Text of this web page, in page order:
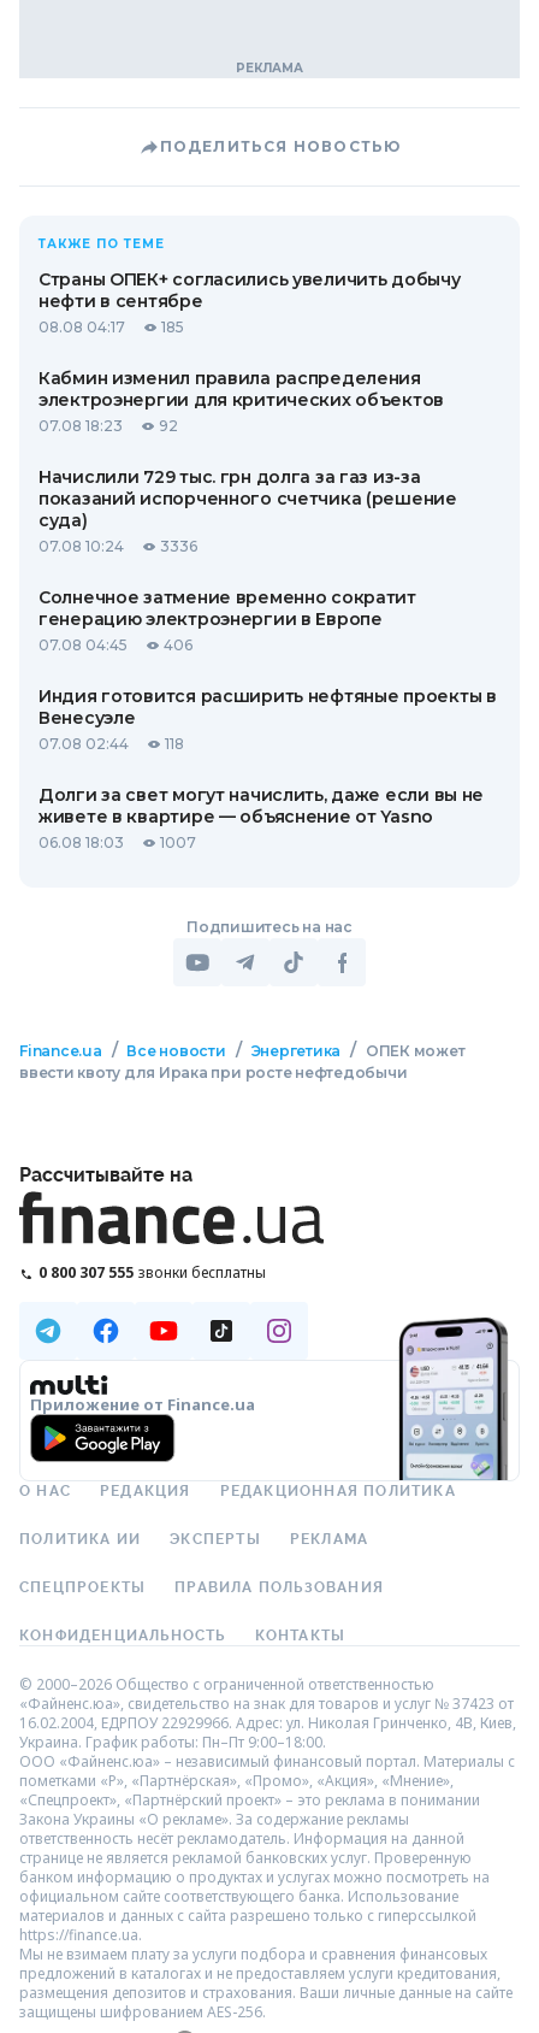
ПОДЕЛИТЬСЯ НОВОСТЬЮ
ТАКЖЕ ПО ТЕМЕ
Страны ОПЕК+ согласились увеличить добычу
нефти в сентябре
08.08 04:17 185
Кабмин изменил правила распределения
электроэнергии для критических объектов
07.08 18:23 92
Начислили 729 тыс. грн долга за газ из-за
показаний испорченного счетчика (решение
суда)
07.08 10:24 3336
Солнечное затмение временно сократит
генерацию электроэнергии в Европе
07.08 04:45 406
Индия готовится расширить нефтяные проекты в
Венесуэле
07.08 02:44 118
Долги за свет могут начислить, даже если вы не
живете в квартире — объяснение от Yasno
06.08 18:03 1007
Подпишитесь на нас
Finance.ua / Все новости / Энергетика /
ОПЕК может
ввести квоту для Ирака при росте нефтедобычи
Рассчитывайте на
0 800 307 555 звонки бесплатны
Приложение от Finance.ua
О НАС РЕДАКЦИЯ РЕДАКЦИОННАЯ ПОЛИТИКА
ПОЛИТИКА ИИ ЭКСПЕРТЫ РЕКЛАМА
СПЕЦПРОЕКТЫ ПРАВИЛА ПОЛЬЗОВАНИЯ
КОНФИДЕНЦИАЛЬНОСТЬ КОНТАКТЫ
© 2000–2026 Общество с ограниченной ответственностью
«Файненс.юа», свидетельство на знак для товаров и услуг № 37423 от
16.02.2004, ЕДРПОУ 22929966. Адрес: ул. Николая Гринченко, 4В, Киев,
Украина. График работы: Пн–Пт 9:00–18:00.
ООО «Файненс.юа» – независимый финансовый портал. Материалы с
пометками «Р», «Партнёрская», «Промо», «Акция», «Мнение»,
«Спецпроект», «Партнёрский проект» – это реклама в понимании
Закона Украины «О рекламе». За содержание рекламы
ответственность несёт рекламодатель. Информация на данной
странице не является рекламой банковских услуг. Проверенную
банком информацию о продуктах и услугах можно посмотреть на
официальном сайте соответствующего банка. Использование
материалов и данных с сайта разрешено только с гиперссылкой
https://finance.ua.
Мы не взимаем плату за услуги подбора и сравнения финансовых
предложений в каталогах и не предоставляем услуги кредитования,
размещения депозитов и страхования. Ваши личные данные на сайте
защищены шифрованием AES-256.